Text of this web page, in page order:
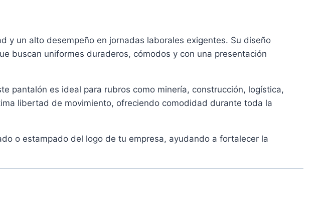
y un alto desempeño en jornadas laborales exigentes. Su diseño
buscan uniformes duraderos, cómodos y con una presentación
pantalón es ideal para rubros como minería, construcción, logística,
libertad de movimiento, ofreciendo comodidad durante toda la
o estampado del logo de tu empresa, ayudando a fortalecer la